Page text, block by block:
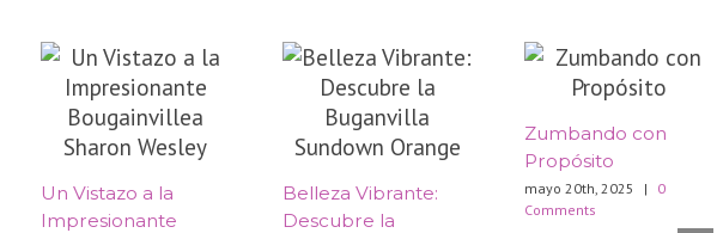
​Un Vistazo a la
Impresionante
Belleza Vibrante:
Descubre la
Zumbando con
Propósito
mayo 20th, 2025 |
0
Comments